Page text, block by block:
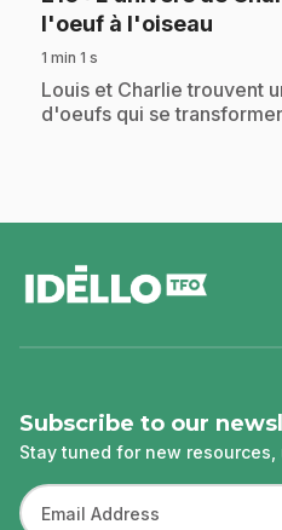
l'oeuf à l'oiseau
1 min 1 s
.Louis et Charlie trouvent
d'oeufs qui se
Subscribe to our
Stay tuned for new